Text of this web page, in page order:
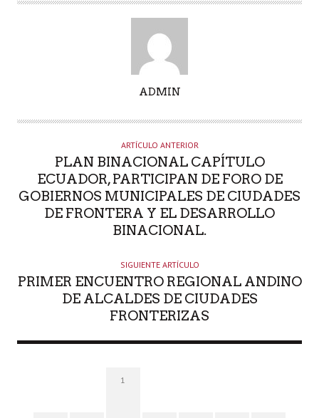
T
ADMIN
ARTÍCULO ANTERIOR
PLAN BINACIONAL CAPÍTULO
ECUADOR, PARTICIPAN DE FORO DE
GOBIERNOS MUNICIPALES DE CIUDADES
DE FRONTERA Y EL DESARROLLO
BINACIONAL.
SIGUIENTE ARTÍCULO
PRIMER ENCUENTRO REGIONAL ANDINO
DE ALCALDES DE CIUDADES
FRONTERIZAS
1